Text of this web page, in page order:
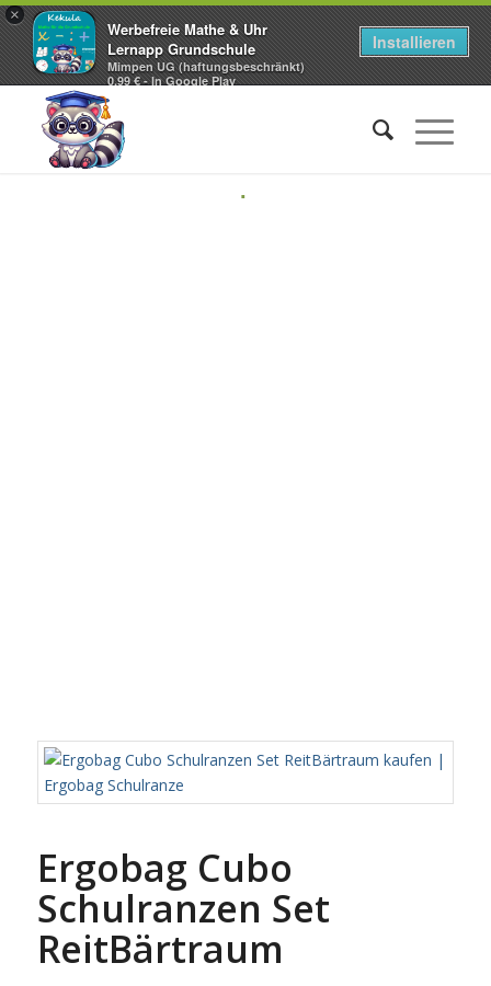
×
Werbefreie Mathe & Uhr
Lernapp Grundschule
Mimpen UG (haftungsbeschränkt)
0,99 € - In Google Play
Installieren
Ergobag Cubo
Schulranzen Set
ReitBärtraum